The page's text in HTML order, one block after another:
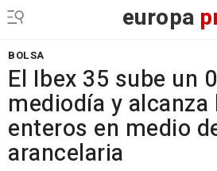
europa
BOLSA
El Ibex 35 sube un
mediodía y
enteros en medio
arancelaria